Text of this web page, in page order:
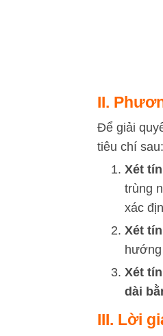
II.
Để giải
tiêu chí sau:
Xét
trùng
xác
Xét
Xét
dài
III. Lời